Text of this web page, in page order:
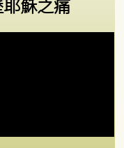
穌之痛